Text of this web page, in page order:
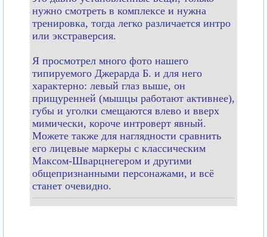
нужно смотреть в комплексе и нужна
тренировка, тогда легко различается интро
или экстраверсия.
Я просмотрел много фото нашего
типируемого Джерарда Б. и для него
характерно: левый глаз выше, он
прищуренней (мышцы работают активнее),
губы и уголки смещаются влево и вверх
мимически, короче интроверт явный.
Можете также для наглядности сравнить
его лицевые маркеры с классическим
Максом-Шварцнегером и другими
общепризнанными персонажами, и всё
станет очевидно.